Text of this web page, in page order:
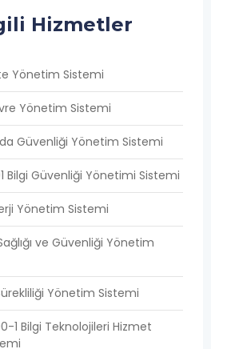
Hizmetler
Yönetim Sistemi
Yönetim Sistemi
Güvenliği Yönetim Sistemi
Bilgi Güvenliği Yönetimi Sistemi
Yönetim Sistemi
ve Güvenliği Yönetim
Yönetim Sistemi
1 Bilgi Teknolojileri Hizmet